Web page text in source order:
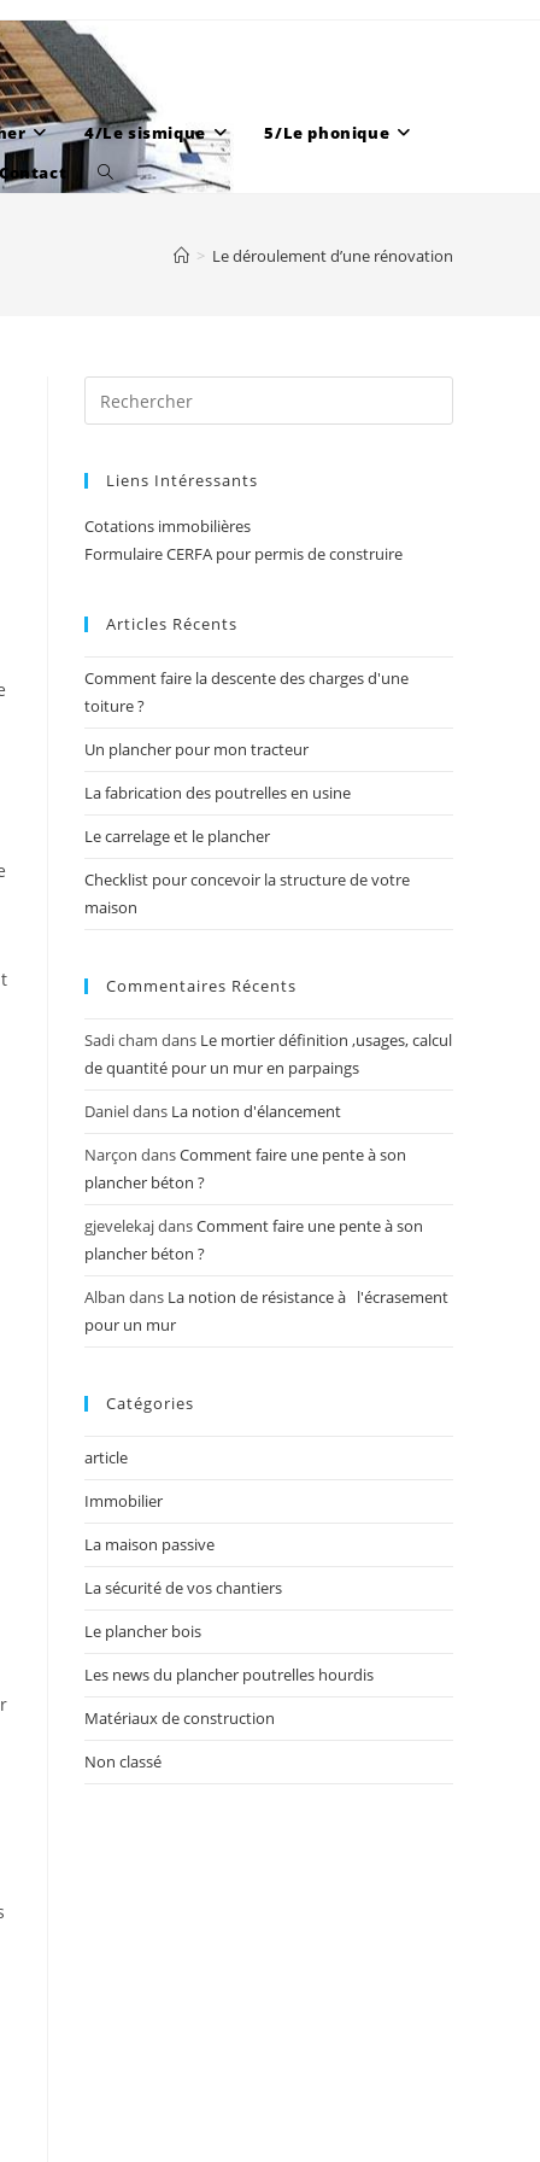
4/Le sismique
5/Le phonique
Contact
Toggle
> Le déroulement d’une rénovation
Liens Intéressants
Cotations immobilières
Formulaire CERFA pour permis de construire
Articles Récents
Comment faire la descente des charges d'une
toiture ?
Un plancher pour mon tracteur
La fabrication des poutrelles en usine
Le carrelage et le plancher
Checklist pour concevoir la structure de votre
maison
Commentaires Récents
Sadi cham dans Le mortier définition ,usages, calcul
de quantité pour un mur en parpaings
Danieldans La notion d'élancement
Narçon dansComment faire une pente à son
plancher béton ?
gjevelekajdansComment faire une pente à son
plancher béton ?
Alban dans La notion de résistance à l'écrasement
pour un mur
Catégories
article
Immobilier
La maison passive
La sécurité de vos chantiers
Le plancher bois
Les news du plancher poutrelles hourdis
Matériaux de construction
Non classé